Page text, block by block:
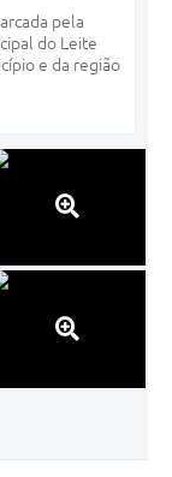
pela
do Leite
e da região